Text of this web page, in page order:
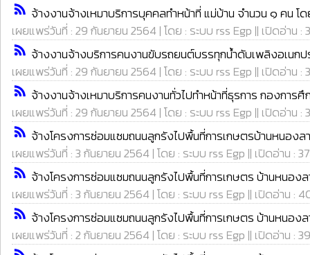
rss_feed จ้างงานจ้างเหมาบริการบุคคลทำหน้าที่ แม่บ้าน จำนวน ๑ คน โด
เผยแพร่วันที่ : 29 กันยายน 2564 | โดย : ระบบ rss Egp || เปิดอ่าน :
rss_feed จ้างงานจ้างบริการคนงานขับรถยนต์บรรทุกน้ำดับเพลิงอเนกป
เผยแพร่วันที่ : 29 กันยายน 2564 | โดย : ระบบ rss Egp || เปิดอ่าน :
rss_feed จ้างงานจ้างเหมาบริการคนงานทั่วไปทำหน้าที่ธุรการ กองการศึ
เผยแพร่วันที่ : 29 กันยายน 2564 | โดย : ระบบ rss Egp || เปิดอ่าน :
rss_feed จ้างโครงการซ่อมแซมถนนลูกรังไปพื้นที่การเกษตรบ้านหนองล
เผยแพร่วันที่ : 3 กันยายน 2564 | โดย : ระบบ rss Egp || เปิดอ่าน :
rss_feed จ้างโครงการซ่อมแซมถนนลูกรังไปพื้นที่การเกษตร บ้านหนองล
เผยแพร่วันที่ : 3 กันยายน 2564 | โดย : ระบบ rss Egp || เปิดอ่าน :
rss_feed จ้างโครงการซ่อมแซมถนนลูกรังไปพื้นที่การเกษตร บ้านหนอง
เผยแพร่วันที่ : 2 กันยายน 2564 | โดย : ระบบ rss Egp || เปิดอ่าน :